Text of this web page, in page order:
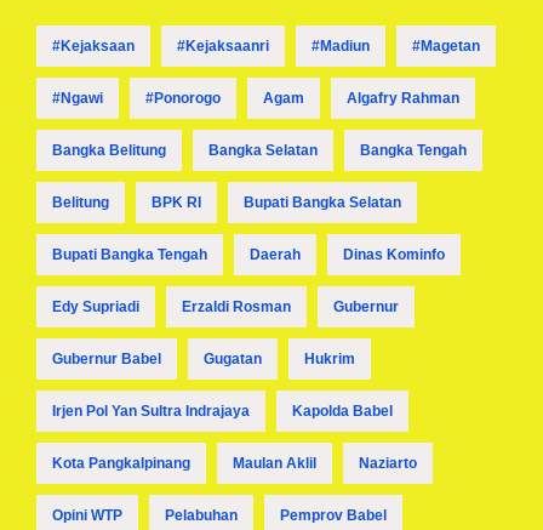
#kejaksaan #kejaksaanri #madiun #magetan
#ngawi #ponorogo Agam Algafry Rahman
Bangka Belitung Bangka Selatan Bangka Tengah
Belitung BPK RI Bupati Bangka Selatan
Bupati Bangka Tengah Daerah Dinas Kominfo
Edy Supriadi Erzaldi Rosman Gubernur
Gubernur Babel Gugatan Hukrim
Irjen Pol Yan Sultra Indrajaya Kapolda Babel
Kota Pangkalpinang Maulan Aklil Naziarto
Opini WTP Pelabuhan Pemprov Babel